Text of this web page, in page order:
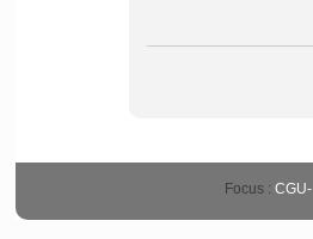
Focus : CGU-